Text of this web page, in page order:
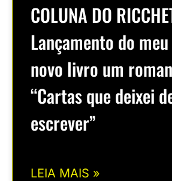
COLUNA DO
Lançamento do
novo livro um
“Cartas que deixei
escrever”
LEIA MAIS »